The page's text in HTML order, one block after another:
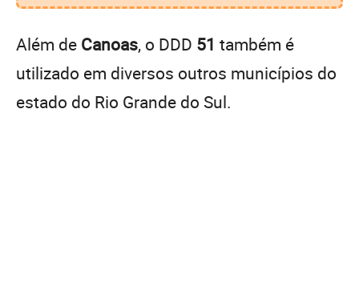
Além de Canoas, o DDD 51 também é
utilizado em diversos outros municípios do
estado do Rio Grande do Sul.